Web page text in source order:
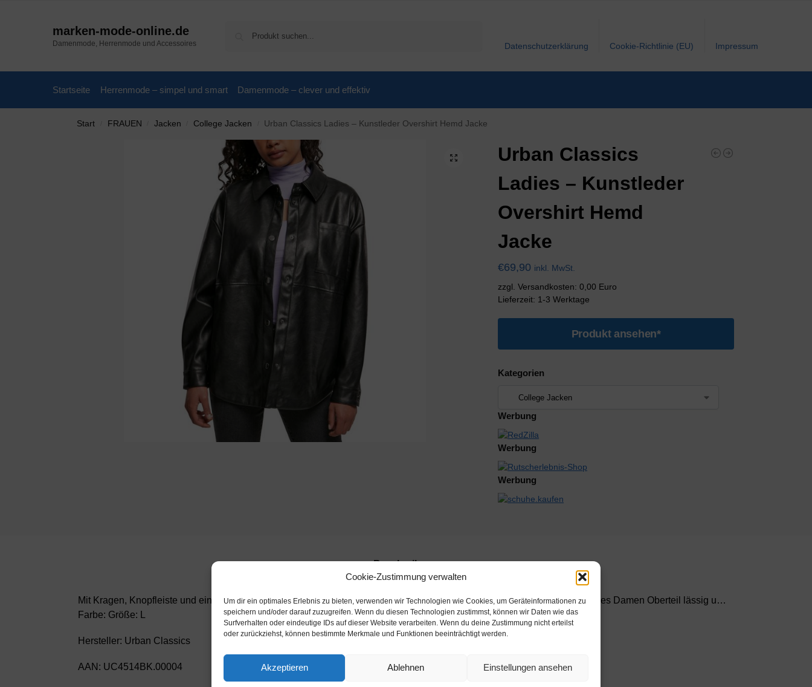
Cookie-Zustimmung verwalten
Um dir ein optimales Erlebnis zu bieten, verwenden wir Technologien wie Cookies, um Geräteinformationen zu
speichern und/oder darauf zuzugreifen. Wenn du diesen Technologien zustimmst, können wir Daten wie das
Surfverhalten oder eindeutige IDs auf dieser Website verarbeiten. Wenn du deine Zustimmung nicht erteilst
oder zurückziehst, können bestimmte Merkmale und Funktionen beeinträchtigt werden.
Akzeptieren Ablehnen Einstellungen ansehen
marken-mode-online.de
Damenmode, Herrenmode und Accessoires Datenschutzerklärung Cookie-Richtlinie (EU) Impressum
Startseite Herrenmode – simpel und smart Damenmode – clever und effektiv
Start FRAUEN Jacken College Jacken Urban Classics Ladies – Kunstleder Overshirt Hemd Jacke
Urban Classics
Ladies – Kunstleder
Overshirt Hemd
Jacke
€69,90 inkl. MwSt.
zzgl. Versandkosten: 0,00 Euro
Lieferzeit: 1-3 Werktage
Produkt ansehen*
Kategorien
Werbung
Werbung
Werbung
Beschreibung
Mit Kragen, Knopfleiste und einer großen Brusttasche bestückt und an den Style einer Lederjacke angelehnt, gibt sich dieses Damen Oberteil lässig u…
Farbe: Größe: L
Hersteller: Urban Classics
AAN: UC4514BK.00004